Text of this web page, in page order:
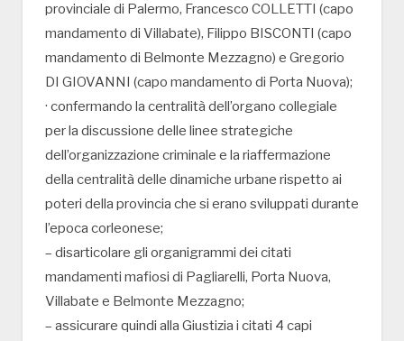
provinciale di Palermo, Francesco COLLETTI (capo
mandamento di Villabate), Filippo BISCONTI (capo
mandamento di Belmonte Mezzagno) e Gregorio
DI GIOVANNI (capo mandamento di Porta Nuova);
· confermando la centralità dell’organo collegiale
per la discussione delle linee strategiche
dell’organizzazione criminale e la riaffermazione
della centralità delle dinamiche urbane rispetto ai
poteri della provincia che si erano sviluppati durante
l’epoca corleonese;
– disarticolare gli organigrammi dei citati
mandamenti mafiosi di Pagliarelli, Porta Nuova,
Villabate e Belmonte Mezzagno;
– assicurare quindi alla Giustizia i citati 4 capi